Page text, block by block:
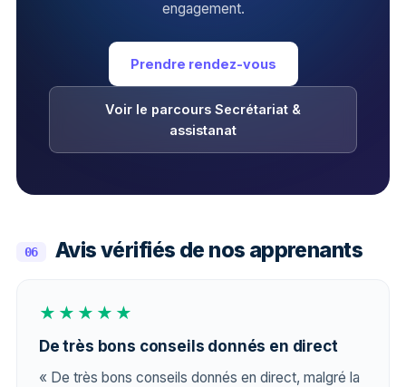
engagement.
Prendre rendez-vous
Voir le parcours Secrétariat &
assistanat
06 Avis vérifiés de nos apprenants
★★★★★
De très bons conseils donnés en direct
« De très bons conseils donnés en direct, malgré la